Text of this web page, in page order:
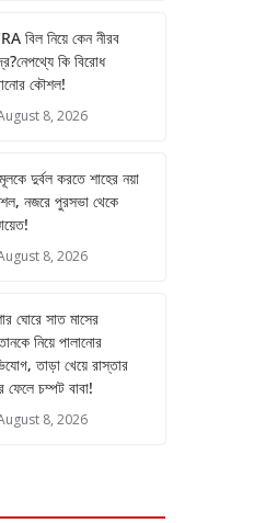
বিল নিয়ে কেন নীরব
কি বিরোধ
কৌশল!
8, 2026
দুর্বল করতে শাহের নয়া
নজরে পুরসভা থেকে
8, 2026
ঘোরে সাত মাসের
নিয়ে পালানোর
তাড়া খেয়ে রাস্তার
ফেলে চম্পট বাবা!
8, 2026